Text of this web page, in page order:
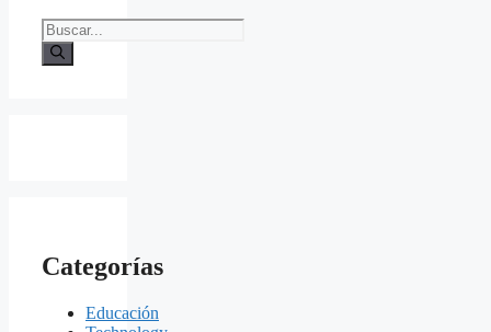
Buscar:
Categorías
Educación